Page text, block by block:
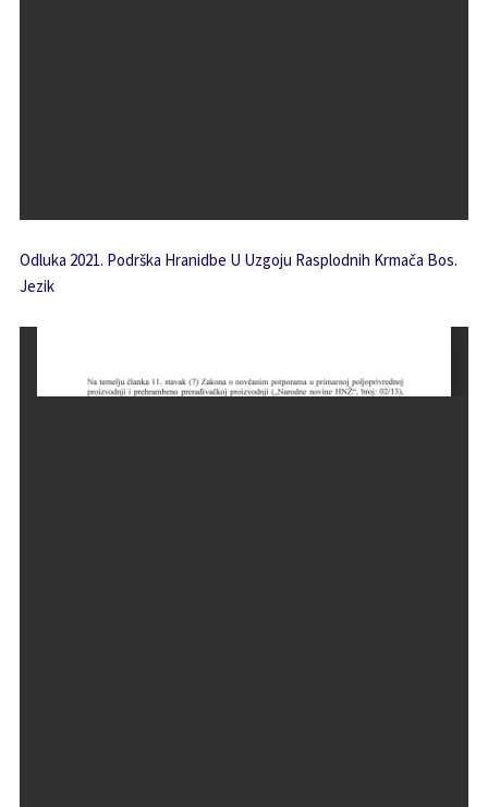
Odluka 2021. Podrška Hranidbe U Uzgoju Rasplodnih Krmača Bos.
Jezik